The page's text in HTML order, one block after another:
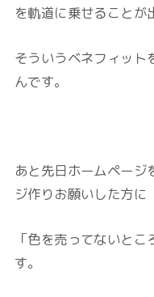
を軌道に乗せることが
そういうベネフィット
んです。
あと先日ホームページ
ジ作りお願いした方に
「色を売ってないと
す。